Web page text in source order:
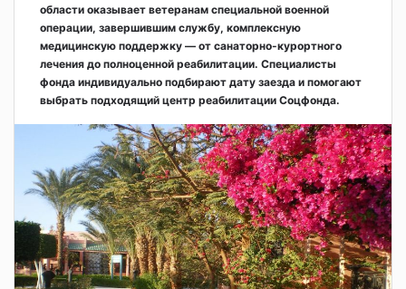
области оказывает ветеранам специальной военной
операции, завершившим службу, комплексную
медицинскую поддержку — от санаторно-курортного
лечения до полноценной реабилитации. Специалисты
фонда индивидуально подбирают дату заезда и помогают
выбрать подходящий центр реабилитации Соцфонда.